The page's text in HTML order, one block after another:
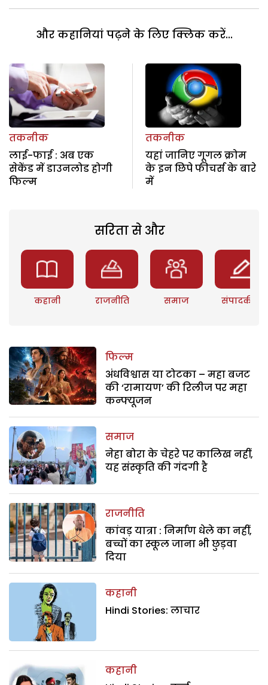
और कहानियां पढ़ने के लिए क्लिक करें...
तकनीक
लाई-फाई : अब एक
सेकेंड में डाउनलोड होगी
फिल्म
तकनीक
यहां जानिए गूगल क्रोम
के इन छिपे फीचर्स के बारे
में
सरिता से और
कहानी राजनीति समाज संपादकीय
फिल्म
अंधविश्वास या टोटका – महा बजट
की ‘रामायण’ की रिलीज पर महा
कन्फ्यूजन
समाज
नेहा बोरा के चेहरे पर कालिख नहीं,
यह संस्कृति की गंदगी है
राजनीति
कांवड़ यात्रा : निर्माण धेले का नहीं,
बच्चों का स्कूल जाना भी छुड़वा
दिया
कहानी
Hindi Stories: लाचार
कहानी